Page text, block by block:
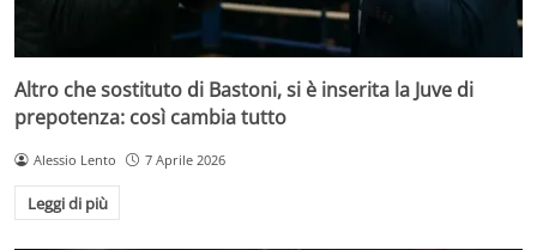
Altro che sostituto di Bastoni, si è inserita la Juve di
prepotenza: così cambia tutto
Alessio Lento 7 Aprile 2026
Leggi di più